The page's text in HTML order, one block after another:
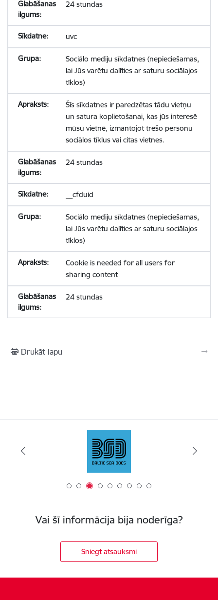
24 stundas
uvc
Sociālo mediju sīkdatnes (nepieciešamas,
lai Jūs varētu dalīties ar saturu sociālajos
tīklos)
Šīs sīkdatnes ir paredzētas tādu vietņu
un satura koplietošanai, kas jūs interesē
mūsu vietnē, izmantojot trešo personu
sociālos tīklus vai citas vietnes.
24 stundas
__cfduid
Sociālo mediju sīkdatnes (nepieciešamas,
lai Jūs varētu dalīties ar saturu sociālajos
tīklos)
Cookie is needed for all users for
sharing content
24 stundas
Drukāt lapu
Vai šī informācija bija noderīga?
Sniegt atsauksmi